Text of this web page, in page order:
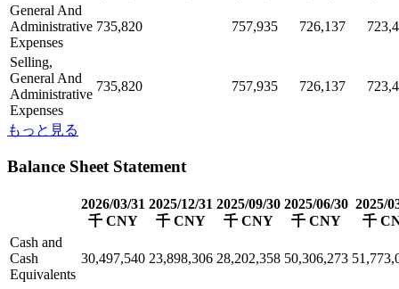
General And
Administrative
Expenses
735,820 757,935 726,137
Selling,
General And
Administrative
Expenses
735,820 757,935 726,137
もっと見る
Balance Sheet Statement
2026/03/31
千 CNY
2025/12/31
千 CNY
2025/09/30
千 CNY
2025/06/30
千 CNY
2025/
千
Cash and
Cash
Equivalents
30,497,540 23,898,306 28,202,358 50,306,273